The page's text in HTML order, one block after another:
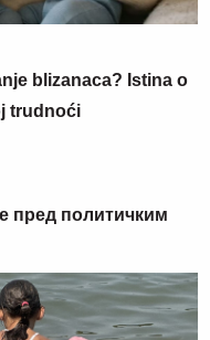
blizanaca? Istina o
trudnoći
пред политичким